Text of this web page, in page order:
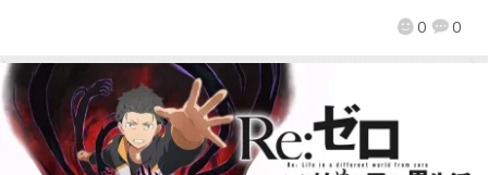
0 0